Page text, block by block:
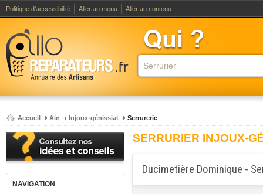
Politique d'accessibilité Aller au menu Aller au contenu
Accueil Ain Injoux-génissiat Serrurerie
NAVIGATION
SERRURIER INJOUX-
Ducimetière Dominique -